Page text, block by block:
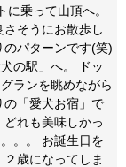
乗って山頂へ。
そうにお散歩し
パターンです(笑)
の駅」へ。 ドッ
ランを眺めながら
の「愛犬お宿」で
れも美味しかっ
。。 お誕生日を
歳になってしま